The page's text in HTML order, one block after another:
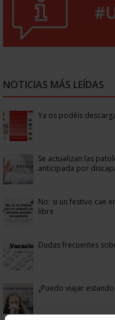
NOTICIAS MÁS LEÍDAS
Ya os podéis
Se actualizan las
anticipada por
No: si un festivo cae
libre
Dudas frecuentes
¿Puedo viajar